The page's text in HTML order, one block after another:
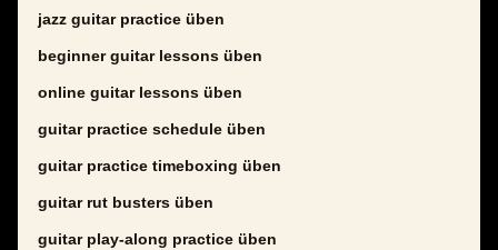
jazz guitar practice üben
beginner guitar lessons üben
online guitar lessons üben
guitar practice schedule üben
guitar practice timeboxing üben
guitar rut busters üben
guitar play-along practice üben